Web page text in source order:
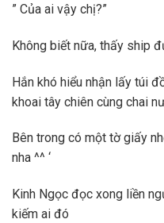
” Của ai vậy chị?”
Không biết nữa, thấy ship
Hắn khó hiểu nhận lấy túi
khoai tây chiên cùng chai
Bên trong có một tờ giấy
nha ^^ ‘
Kinh Ngọc đọc xong liền
kiếm ai đó